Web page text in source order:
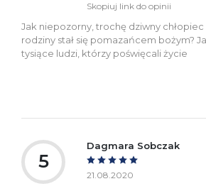
Skopiuj link do opinii
Jak niepozorny, trochę dziwny
rodziny stał się pomazańcem bożym?
tysiące ludzi, którzy poświęcali życie
5
Dagmara Sobczak
21.08.2020